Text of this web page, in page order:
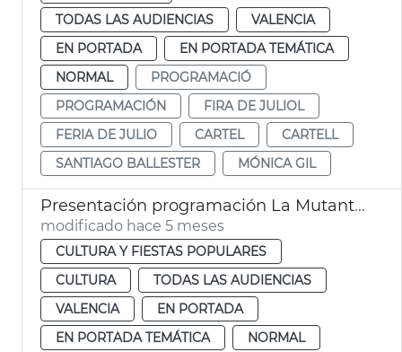
TODAS LAS AUDIENCIAS
VALENCIA
EN PORTADA
EN PORTADA TEMÁTICA
NORMAL
PROGRAMACIÓ
PROGRAMACIÓN
FIRA DE JULIOL
FERIA DE JULIO
CARTEL
CARTELL
SANTIAGO BALLESTER
MÓNICA GIL
Presentación programación La Mutant y TEM València
modificado hace 5 meses
CULTURA Y FIESTAS POPULARES
CULTURA
TODAS LAS AUDIENCIAS
VALENCIA
EN PORTADA
EN PORTADA TEMÁTICA
NORMAL